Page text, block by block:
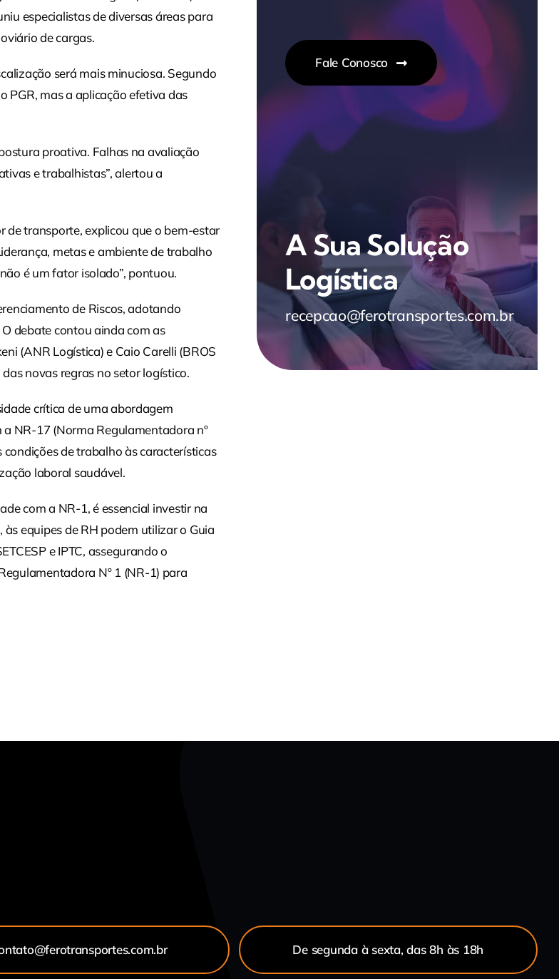
especialistas de diversas áreas para
de cargas.
será mais minuciosa. Segundo
PGR, mas a aplicação efetiva das
proativa. Falhas na avaliação
e trabalhistas”, alertou a
de transporte, explicou que o bem-estar
metas e ambiente de trabalho
é um fator isolado”, pontuou.
de Riscos, adotando
debate contou ainda com as
(ANR Logística) e Caio Carelli (BROS
novas regras no setor logístico.
crítica de uma abordagem
NR-17 (Norma Regulamentadora nº
de trabalho às características
laboral saudável.
com a NR-1, é essencial investir na
equipes de RH podem utilizar o Guia
e IPTC, assegurando o
Nº 1 (NR-1) para
Fale Conosco
A Sua Solução
Logística
recepcao@ferotransportes.com.br
De segunda à sexta, das 8h às 18h